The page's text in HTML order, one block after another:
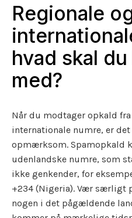
Regionale
hvad skal
med?
Når du modtager opkald
internationale numre, er
opmærksom. Spamopkald
udenlandske numre, som
ikke genkender, for
+234 (Nigeria). Vær særligt
nogen i det pågældende